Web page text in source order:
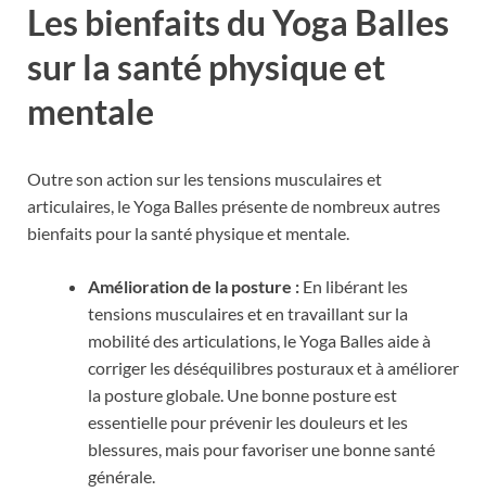
Les bienfaits du Yoga Balles
sur la santé physique et
mentale
Outre son action sur les tensions musculaires et
articulaires, le Yoga Balles présente de nombreux autres
bienfaits pour la santé physique et mentale.
Amélioration de la posture : En libérant les
tensions musculaires et en travaillant sur la
mobilité des articulations, le Yoga Balles aide à
corriger les déséquilibres posturaux et à améliorer
la posture globale. Une bonne posture est
essentielle pour prévenir les douleurs et les
blessures, mais pour favoriser une bonne santé
générale.